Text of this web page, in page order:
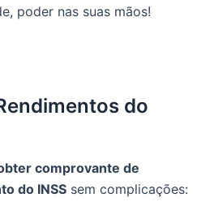
poder nas suas mãos!
do
comprovante de
do INSS sem complicações: